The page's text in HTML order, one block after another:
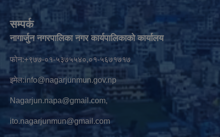
सम्पर्क
नागार्जुन नगरपालिका नगर कार्यपालिकाको कार्यालय
फोन:+९७७-०१-५३७५५४०,०१-५६७१७१७
इमेल:info@nagarjunmun.gov.np
Nagarjun.napa@gmail.com,
ito.nagarjunmun@gmail.com